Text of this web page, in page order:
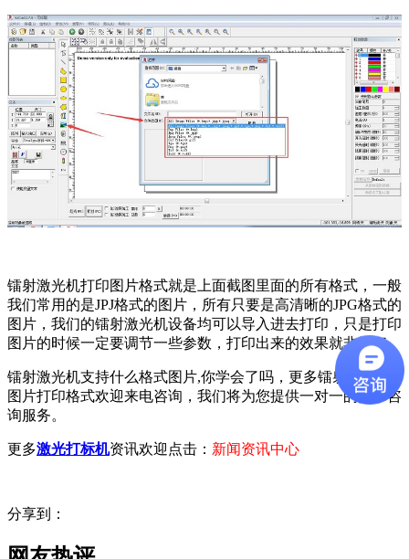
镭射激光机打印图片格式就是上面截图里面的所有格式，一般
我们常用的是JPJ格式的图片，所有只要是高清晰的JPG格式的
图片，我们的镭射激光机设备均可以导入进去打印，只是打印
图片的时候一定要调节一些参数，打印出来的效果就非常好。
镭射激光机支持什么格式图片,你学会了吗，更多镭射激光机
图片打印格式欢迎来电咨询，我们将为您提供一对一的技术咨
询服务。
更多激光打标机资讯欢迎点击： 新闻资讯中心
分享到：